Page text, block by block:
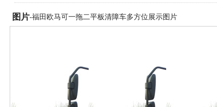
图片-福田欧马可一拖二平板清障车多方位展示图片